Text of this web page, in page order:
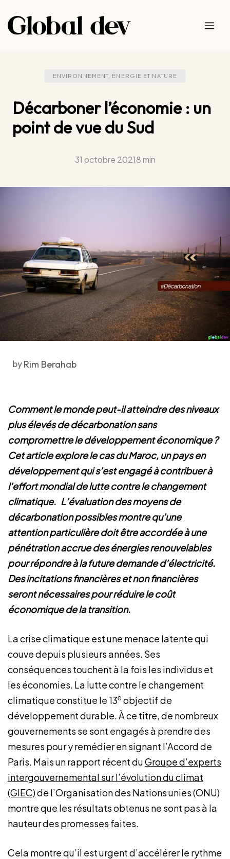
au
contenu
ENVIRONNEMENT, ÉNERGIE ET NATURE
Décarboner l’économie : un
point de vue du Sud
31 octobre 20218 min
byRim Berahab
Comment le monde peut-il atteindre des niveaux
plus élevés de décarbonation sans
compromettre le développement économique ?
Cet article explore le cas du Maroc, un pays en
développement qui s’est engagé à contribuer à
l’effort mondial de lutte contre le changement
climatique. L’évaluation des moyens de
décarbonation possibles montre qu’une
attention particulière doit être accordée à une
pénétration accrue des énergies renouvelables
pour répondre à la future demande d’électricité.
Des incitations financières et non financières
seront nécessaires pour réduire le coût
économique de la transition.
La crise climatique est une menace latente qui
couve depuis plusieurs années. Ses
conséquences touchent à la fois les individus et
les économies. La lutte contre le changement
climatique constitue le 13e objectif de
développement durable. À ce titre, de nombreux
gouvernements se sont engagés à prendre des
mesures pour y remédier en signant l’Accord de
Paris. Mais un rapport récent duGroupe d’experts
intergouvernemental sur l’évolution du climat
(GIEC)de l’Organisation des Nations unies (ONU)
montre que les résultats obtenus ne sont pas à la
hauteur des promesses faites.
Cela montre qu’il est urgent d’accélérer le rythme